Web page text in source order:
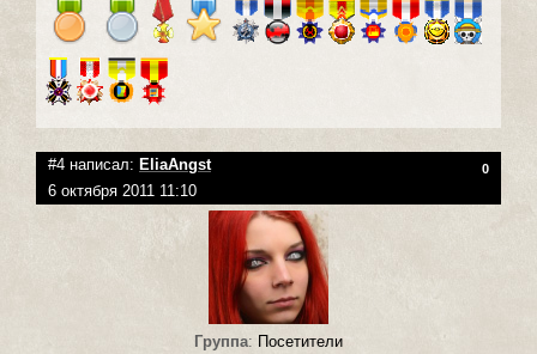
#4 написал: EliaAngst 0
6 октября 2011 11:10
Группа: Посетители